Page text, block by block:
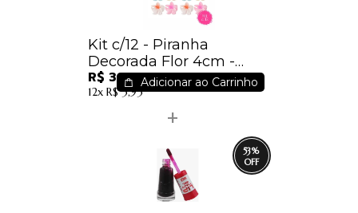
Kit c/12 - Piranha
Decorada Flor 4cm -
Cores Sortidas
R$ 34,80
12x R$ 3,93
Adicionar ao Carrinho
53%